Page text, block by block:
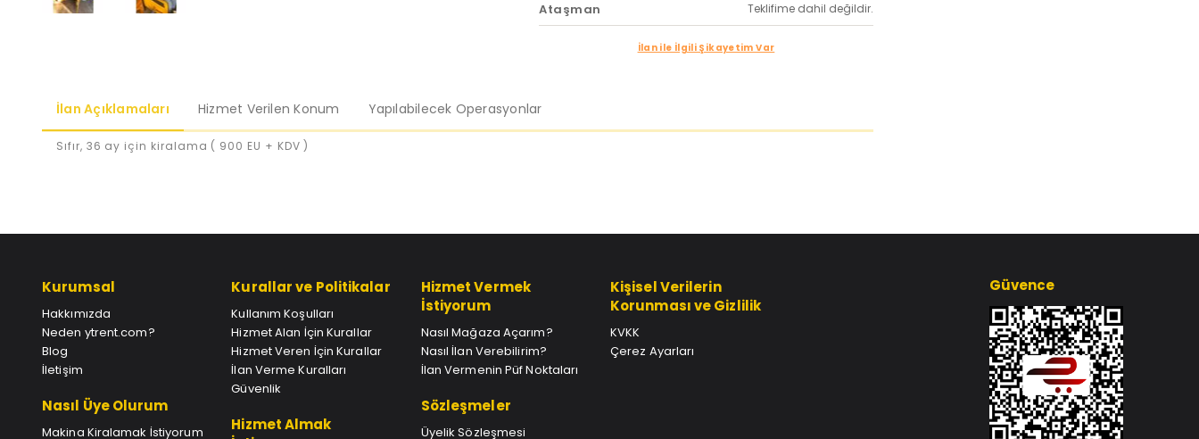
Ataşman Teklifime dahil değildir.
İlan ile İlgili Şikayetim Var
İlan Açıklamaları Hizmet Verilen Konum Yapılabilecek Operasyonlar
Sıfır, 36 ay için kiralama ( 900 EU + KDV )
Kurumsal
Hakkımızda
Neden ytrent.com?
Blog
İletişim
Nasıl Üye Olurum
Makina Kiralamak İstiyorum
Kurallar ve Politikalar
Kullanım Koşulları
Hizmet Alan İçin Kurallar
Hizmet Veren İçin Kurallar
İlan Verme Kuralları
Güvenlik
Hizmet Almak
Hizmet Vermek
İstiyorum
Nasıl Mağaza Açarım?
Nasıl İlan Verebilirim?
İlan Vermenin Püf Noktaları
Sözleşmeler
Üyelik Sözleşmesi
Kişisel Verilerin
Korunması ve Gizlilik
KVKK
Çerez Ayarları
Güvence